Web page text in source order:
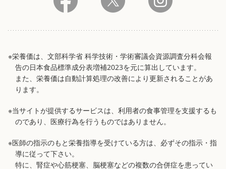
※栄養価は、文部科学省 科学技術・学術審議会資源調査分科会報
告の日本食品標準成分表増補2023を元に算出しています。
また、栄養価は自動計算処理の改善により更新されることがあ
ります。
※当サイトが提供するサービスは、利用者の食事管理を支援するも
のであり、医療行為を行うものではありません。
※医師の指示のもと栄養指導を受けている方は、必ずその指示・指
導に従って下さい。
特に、腎症や心筋梗塞、脳梗塞などの複数の合併症を患ってい